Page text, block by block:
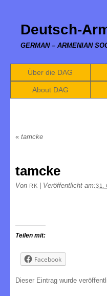
Deutsch-
GERMAN – ARMENIAN
Über die DAG
About DAG
« tamcke
tamcke
Von RK Veröffentlicht am:31.
Teilen mit:
Facebook
Dieser Eintrag wurde